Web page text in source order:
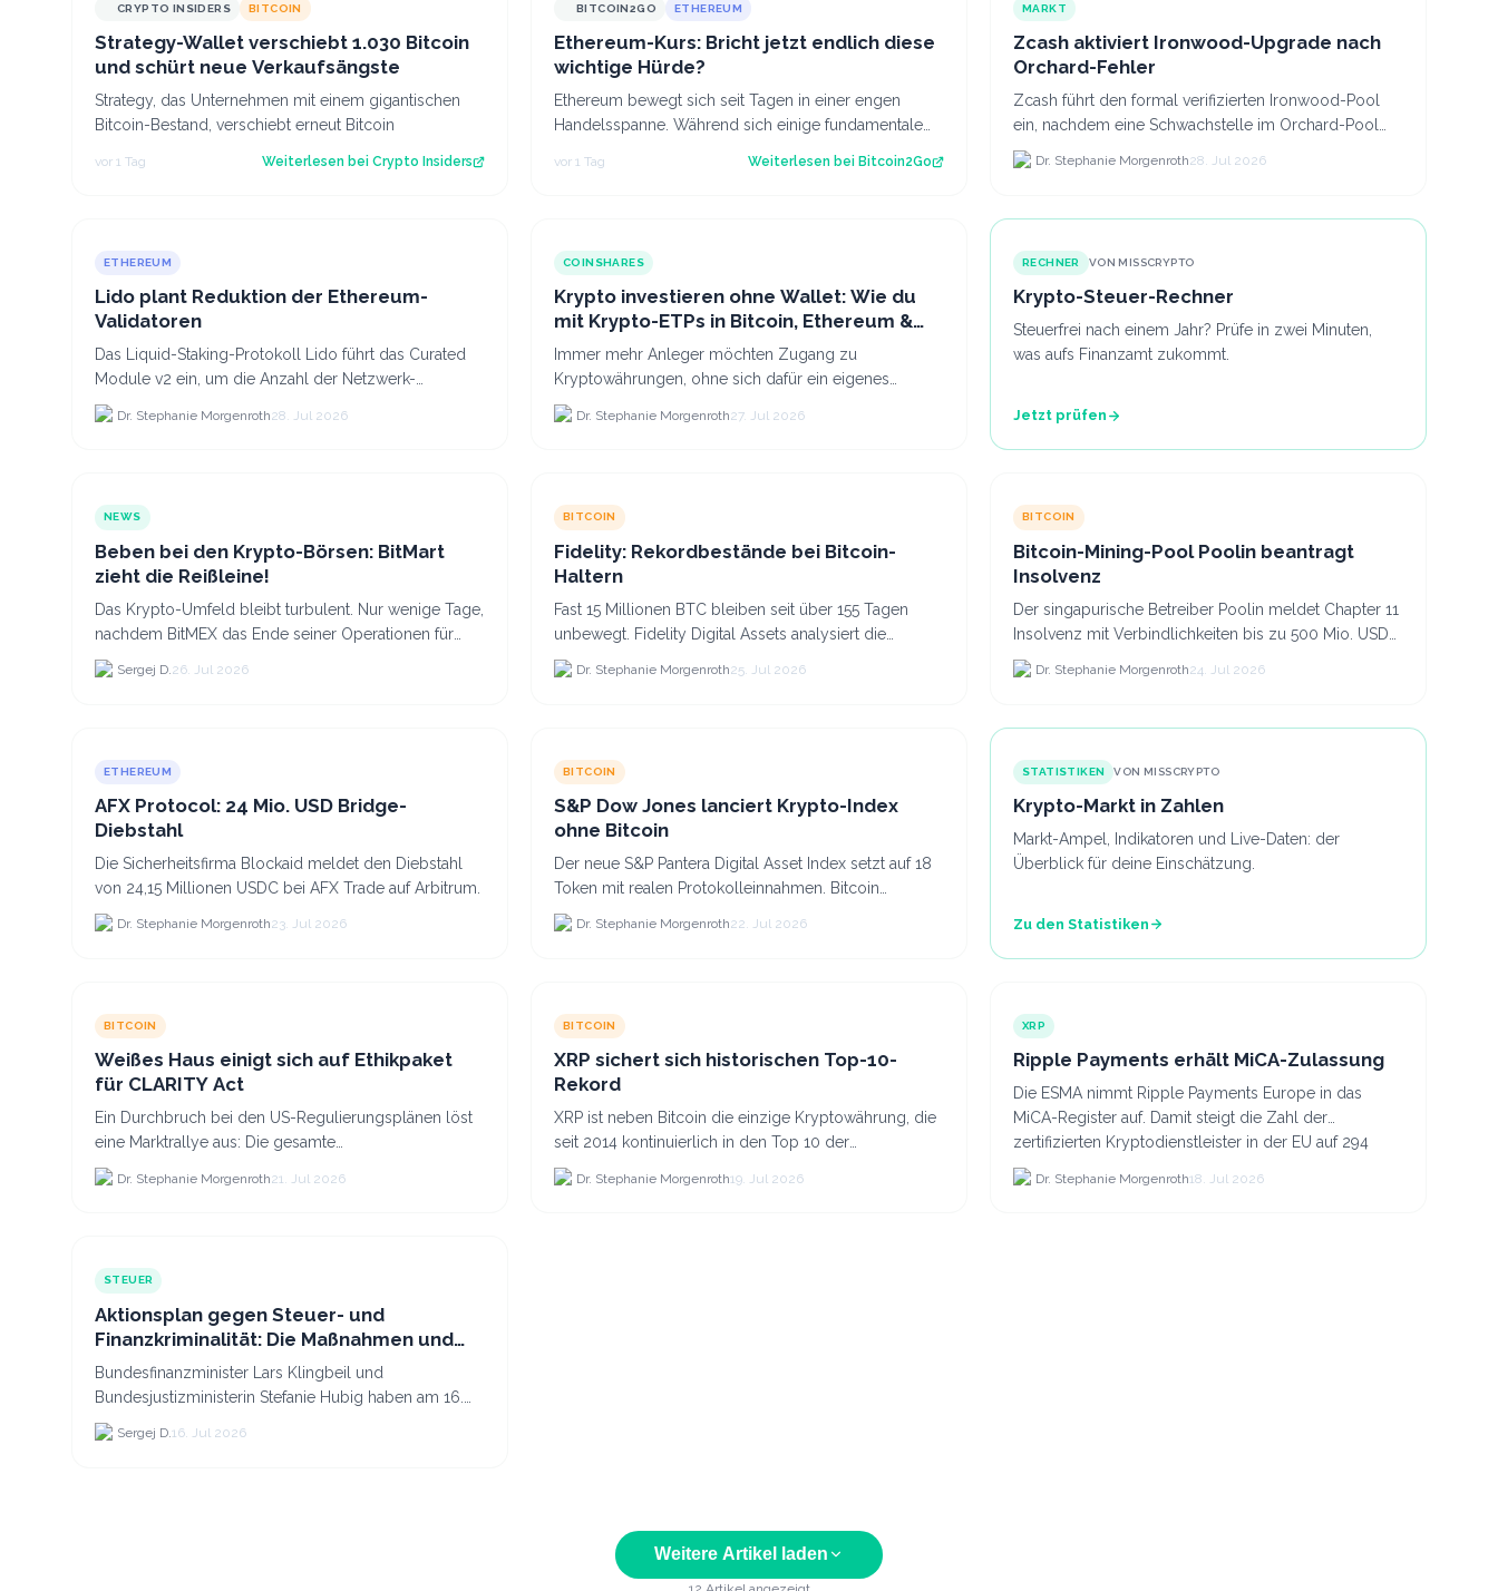
CRYPTO INSIDERS BITCOIN
Strategy-Wallet verschiebt 1.030 Bitcoin
und schürt neue Verkaufsängste
Strategy, das Unternehmen mit einem gigantischen
Bitcoin-Bestand, verschiebt erneut Bitcoin
vor 1 Tag Weiterlesen bei Crypto Insiders
BITCOIN2GO ETHEREUM
Ethereum-Kurs: Bricht jetzt endlich diese
wichtige Hürde?
Ethereum bewegt sich seit Tagen in einer engen
Handelsspanne. Während sich einige fundamentale
vor 1 Tag Weiterlesen bei Bitcoin2Go
MARKT
Zcash aktiviert Ironwood-Upgrade nach
Orchard-Fehler
Zcash führt den formal verifizierten Ironwood-Pool
ein, nachdem eine Schwachstelle im Orchard-Pool
die Erstellung gefälschter ZEC-Token ermöglichte.
Dr. Stephanie Morgenroth28. Jul 2026
ETHEREUM
Lido plant Reduktion der Ethereum-
Validatoren
Das Liquid-Staking-Protokoll Lido führt das Curated
Module v2 ein, um die Anzahl der Netzwerk-
Validatoren von 880.000 auf etwa 628.
Dr. Stephanie Morgenroth28. Jul 2026
COINSHARES
Krypto investieren ohne Wallet: Wie du
mit Krypto-ETPs in Bitcoin, Ethereum &
Co. anlegst
Immer mehr Anleger möchten Zugang zu
Kryptowährungen, ohne sich dafür ein eigenes
Krypto-Wallet einrichten zu müssen. Dazu kommt,
dass viele nicht nur Bitcoin h...
Dr. Stephanie Morgenroth27. Jul 2026
RECHNER VON MISSCRYPTO
Krypto-Steuer-Rechner
Steuerfrei nach einem Jahr? Prüfe in zwei Minuten,
was aufs Finanzamt zukommt.
Jetzt prüfen
NEWS
Beben bei den Krypto-Börsen: BitMart
zieht die Reißleine!
Das Krypto-Umfeld bleibt turbulent. Nur wenige Tage,
nachdem BitMEX das Ende seiner Operationen für
September 2026 bekannt gegeben hat, zieht nun die
nächste gr...
Sergej D.26. Jul 2026
BITCOIN
Fidelity: Rekordbestände bei Bitcoin-
Haltern
Fast 15 Millionen BTC bleiben seit über 155 Tagen
unbewegt. Fidelity Digital Assets analysiert die
Anlegerüberzeugung trotz Kursverlusten und einem
BTC-Preis.
Dr. Stephanie Morgenroth25. Jul 2026
BITCOIN
Bitcoin-Mining-Pool Poolin beantragt
Insolvenz
Der singapurische Betreiber Poolin meldet Chapter 11
Insolvenz mit Verbindlichkeiten bis zu 500 Mio. USD
und plant den Verkauf zweier Texas-Standorte für.
Dr. Stephanie Morgenroth24. Jul 2026
ETHEREUM
AFX Protocol: 24 Mio. USD Bridge-
Diebstahl
Die Sicherheitsfirma Blockaid meldet den Diebstahl
von 24,15 Millionen USDC bei AFX Trade auf Arbitrum.
Dr. Stephanie Morgenroth23. Jul 2026
BITCOIN
S&P Dow Jones lanciert Krypto-Index
ohne Bitcoin
Der neue S&P Pantera Digital Asset Index setzt auf 18
Token mit realen Protokolleinnahmen. Bitcoin
scheidet aufgrund fehlender Erträge für Halter aus
dem.
Dr. Stephanie Morgenroth22. Jul 2026
STATISTIKEN VON MISSCRYPTO
Krypto-Markt in Zahlen
Markt-Ampel, Indikatoren und Live-Daten: der
Überblick für deine Einschätzung.
Zu den Statistiken
BITCOIN
Weißes Haus einigt sich auf Ethikpaket
für CLARITY Act
Ein Durchbruch bei den US-Regulierungsplänen löst
eine Marktrallye aus: Die gesamte
Kryptokapitalisierung stieg am 21.
Dr. Stephanie Morgenroth21. Jul 2026
BITCOIN
XRP sichert sich historischen Top-10-
Rekord
XRP ist neben Bitcoin die einzige Kryptowährung, die
seit 2014 kontinuierlich in den Top 10 der
Marktkapitalisierung verblieb.
Dr. Stephanie Morgenroth19. Jul 2026
XRP
Ripple Payments erhält MiCA-Zulassung
Die ESMA nimmt Ripple Payments Europe in das
MiCA-Register auf. Damit steigt die Zahl der
zertifizierten Kryptodienstleister in der EU auf 294
Unternehmen, was.
Dr. Stephanie Morgenroth18. Jul 2026
STEUER
Aktionsplan gegen Steuer- und
Finanzkriminalität: Die Maßnahmen und
was sie für Krypto bedeuten
Bundesfinanzminister Lars Klingbeil und
Bundesjustizministerin Stefanie Hubig haben am 16.
Juli 2026 einen gemeinsamen Aktionsplan gegen
Steuer- und Finanzkrimi...
Sergej D.16. Jul 2026
Weitere Artikel laden